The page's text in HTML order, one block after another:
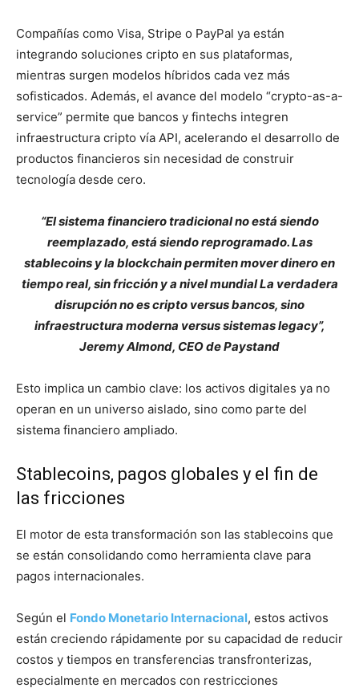
Compañías como Visa, Stripe o PayPal ya están
integrando soluciones cripto en sus plataformas,
mientras surgen modelos híbridos cada vez más
sofisticados. Además, el avance del modelo “crypto-as-a-
service” permite que bancos y fintechs integren
infraestructura cripto vía API, acelerando el desarrollo de
productos financieros sin necesidad de construir
tecnología desde cero.
“El sistema financiero tradicional no está siendo
reemplazado, está siendo reprogramado. Las
stablecoins y la blockchain permiten mover dinero en
tiempo real, sin fricción y a nivel mundial La verdadera
disrupción no es cripto versus bancos, sino
infraestructura moderna versus sistemas legacy”,
Jeremy Almond, CEO de Paystand
Esto implica un cambio clave: los activos digitales ya no
operan en un universo aislado, sino como parte del
sistema financiero ampliado.
Stablecoins, pagos globales y el fin de
las fricciones
El motor de esta transformación son las stablecoins que
se están consolidando como herramienta clave para
pagos internacionales.
Según el Fondo Monetario Internacional, estos activos
están creciendo rápidamente por su capacidad de reducir
costos y tiempos en transferencias transfronterizas,
especialmente en mercados con restricciones